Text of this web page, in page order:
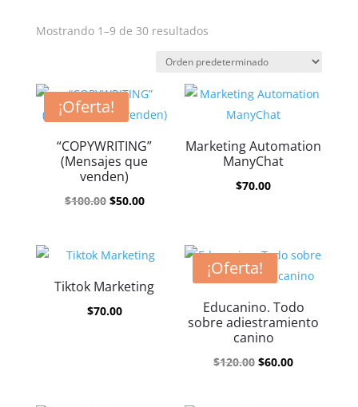
Mostrando 1–9 de 30 resultados
¡Oferta!
“COPYWRITING”
(Mensajes que
venden)
$100.00 El
era:
$100.00.
$50.00El
es:
$50.00.
Marketing Automation
ManyChat
$70.00
Tiktok Marketing
$70.00
¡Oferta!
Educanino. Todo
sobre adiestramiento
canino
$120.00 El
$60.00El